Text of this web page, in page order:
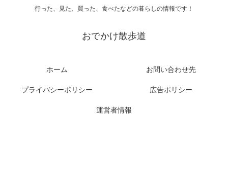
行った、見た、買った、食べたなどの暮らしの情報です！
おでかけ散歩道
ホーム お問い合わせ先
プライバシーポリシー 広告ポリシー
運営者情報